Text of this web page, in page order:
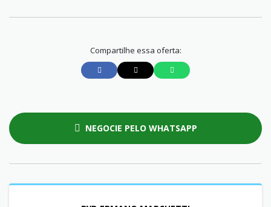
Compartilhe essa oferta:
NEGOCIE PELO WHATSAPP